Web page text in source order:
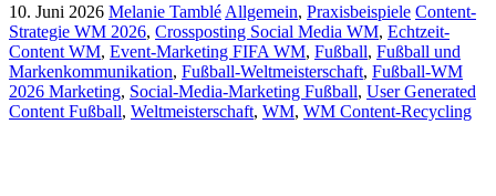
10. Juni 2026 Melanie Tamblé Allgemein, Praxisbeispiele Content-
Strategie WM 2026, Crossposting Social Media WM, Echtzeit-
Content WM, Event-Marketing FIFA WM, Fußball, Fußball und
Markenkommunikation, Fußball-Weltmeisterschaft, Fußball-WM
2026 Marketing, Social-Media-Marketing Fußball, User Generated
Content Fußball, Weltmeisterschaft, WM, WM Content-Recycling